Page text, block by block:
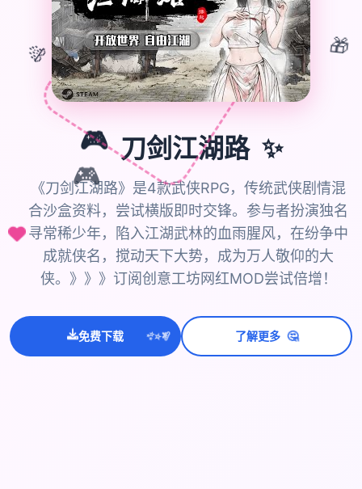
🎮
🎮 刀剑江湖路 ✨
《刀剑江湖路》是4款武侠RPG，传统武侠剧情混
合沙盒资料，尝试横版即时交锋。参与者扮演独名
寻常稀少年，陷入江湖武林的血雨腥风，在纷争中
成就侠名，搅动天下大势，成为万人敬仰的大
侠。》》》订阅创意工坊网红MOD尝试倍增！
免费下载 ✨⭐💫 了解更多 🤔
🎊 🎁